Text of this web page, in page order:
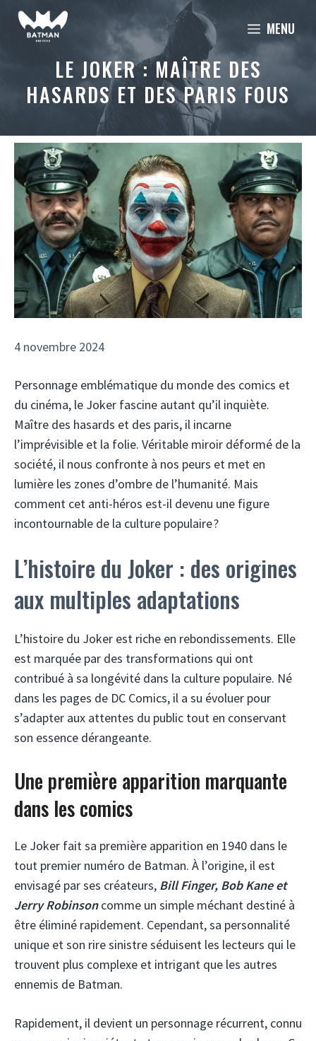
Aller
MENU
LE JOKER : MAÎTRE DES
HASARDS ET DES PARIS FOUS
4 novembre 2024
Personnage emblématique du monde des comics et
du cinéma, le Joker fascine autant qu’il inquiète.
Maître des hasards et des paris, il incarne
l’imprévisible et la folie. Véritable miroir déformé de la
société, il nous confronte à nos peurs et met en
lumière les zones d’ombre de l’humanité. Mais
comment cet anti-héros est-il devenu une figure
incontournable de la culture populaire ?
L’histoire du Joker : des origines
aux multiples adaptations
L’histoire du Joker est riche en rebondissements. Elle
est marquée par des transformations qui ont
contribué à sa longévité dans la culture populaire. Né
dans les pages de DC Comics, il a su évoluer pour
s’adapter aux attentes du public tout en conservant
son essence dérangeante.
Une première apparition marquante
dans les comics
Le Joker fait sa première apparition en 1940 dans le
tout premier numéro de Batman. À l’origine, il est
envisagé par ses créateurs, Bill Finger, Bob Kane et
Jerry Robinsoncomme un simple méchant destiné à
être éliminé rapidement. Cependant, sa personnalité
unique et son rire sinistre séduisent les lecteurs qui le
trouvent plus complexe et intrigant que les autres
ennemis de Batman.
Rapidement, il devient un personnage récurrent, connu